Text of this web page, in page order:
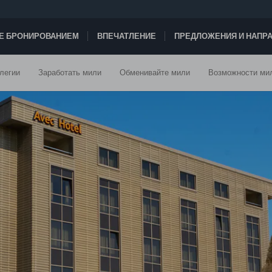
БРОНИРОВАНИЕМ ВПЕЧАТЛЕНИЕ ПРЕДЛОЖЕНИЯ И
Заработать мили Обменивайте мили Возможности